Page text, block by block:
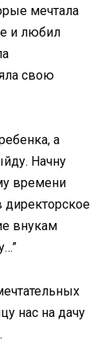
мечтала
и любил
свою
а
Начну
времени
внукам
нас на дачу